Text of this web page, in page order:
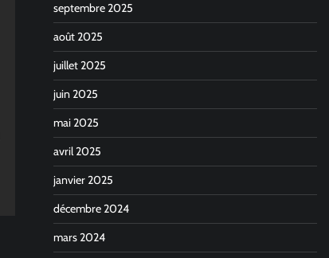
septembre 2025
août 2025
juillet 2025
juin 2025
mai 2025
avril 2025
janvier 2025
décembre 2024
mars 2024